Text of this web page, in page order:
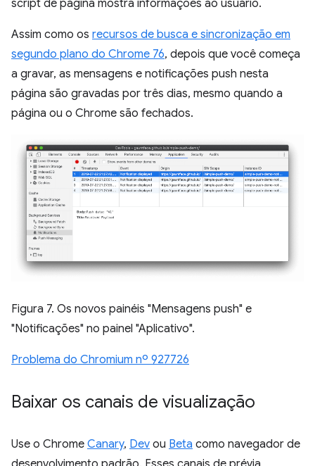
script de página mostra informações ao usuário.
Assim como os recursos de busca e sincronização em
segundo plano do Chrome 76, depois que você começa
a gravar, as mensagens e notificações push nesta
página são gravadas por três dias, mesmo quando a
página ou o Chrome são fechados.
Figura 7. Os novos painéis "Mensagens push" e
"Notificações" no painel "Aplicativo".
Problema do Chromium nº 927726
Baixar os canais de visualização
Use o Chrome Canary, Dev ou Beta como navegador de